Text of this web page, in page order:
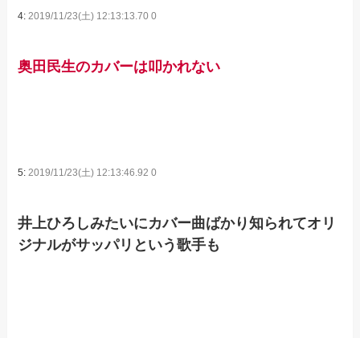
4:2019/11/23(土) 12:13:13.70 0
奥田民生のカバーは叩かれない
5:2019/11/23(土) 12:13:46.92 0
井上ひろしみたいにカバー曲ばかり知られてオリ
ジナルがサッパリという歌手も